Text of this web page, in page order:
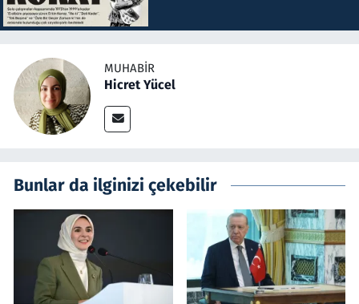
MUHABIR
Hicret Yücel
Bunlar da ilginizi çekebilir